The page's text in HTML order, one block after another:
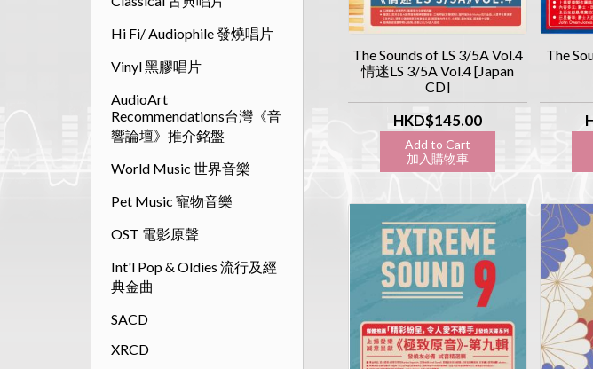
Hi Fi/ Audiophile 發燒唱片
Vinyl 黑膠唱片
AudioArt
Recommendations台灣《音
響論壇》推介銘盤
World Music 世界音樂
Pet Music 寵物音樂
OST 電影原聲
Int'l Pop & Oldies 流行及經
典金曲
SACD
XRCD
The Sounds of LS 3/5A Vol.4
情迷LS 3/5A Vol.4 [Japan
CD]
HKD$145.00
Add to Cart
加入購物車
The